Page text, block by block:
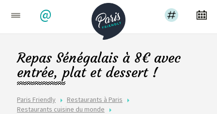
@
Paris Friendly
Restaurants à Paris
Restaurants cuisine du monde
Repas Sénégalais à 8€ avec
entrée, plat et dessert !